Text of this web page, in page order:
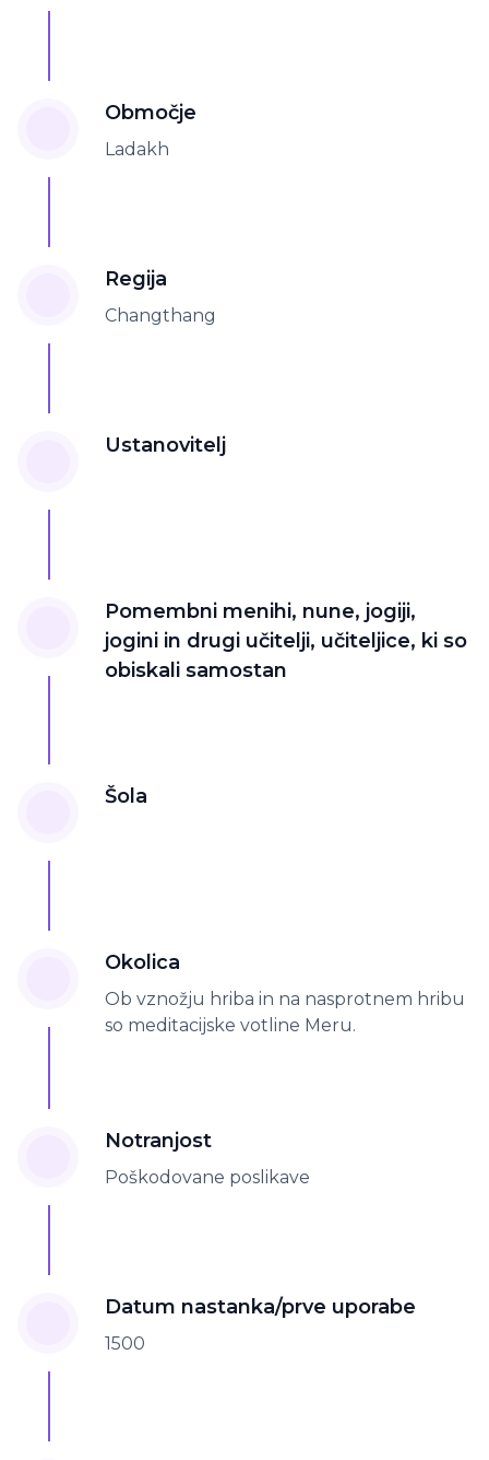
Območje
Ladakh
Regija
Changthang
Ustanovitelj
Pomembni menihi, nune, jogiji,
jogini in drugi učitelji, učiteljice, ki so
obiskali samostan
Šola
Okolica
Ob vznožju hriba in na nasprotnem hribu
so meditacijske votline Meru.
Notranjost
Poškodovane poslikave
Datum nastanka/prve uporabe
1500